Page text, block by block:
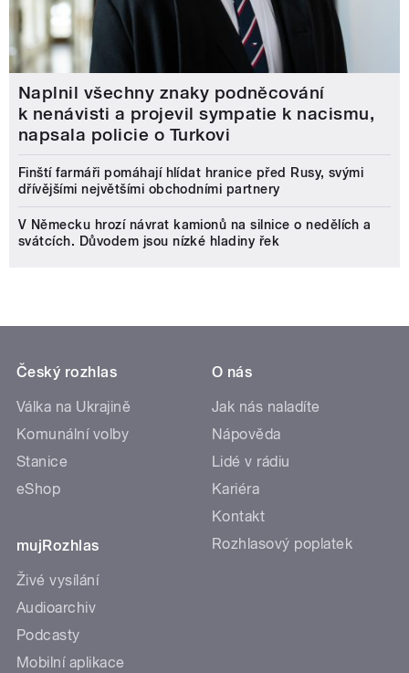
Naplnil všechny znaky podněcování
k nenávisti a projevil sympatie k nacismu,
napsala policie o Turkovi
Finští farmáři pomáhají hlídat hranice před Rusy, svými
dřívějšími největšími obchodními partnery
V Německu hrozí návrat kamionů na silnice o nedělích a
svátcích. Důvodem jsou nízké hladiny řek
Český rozhlas
Válka na Ukrajině
Komunální volby
Stanice
eShop
mujRozhlas
Živé vysílání
Audioarchiv
Podcasty
Mobilní aplikace
O nás
Jak nás naladíte
Nápověda
Lidé v rádiu
Kariéra
Kontakt
Rozhlasový poplatek